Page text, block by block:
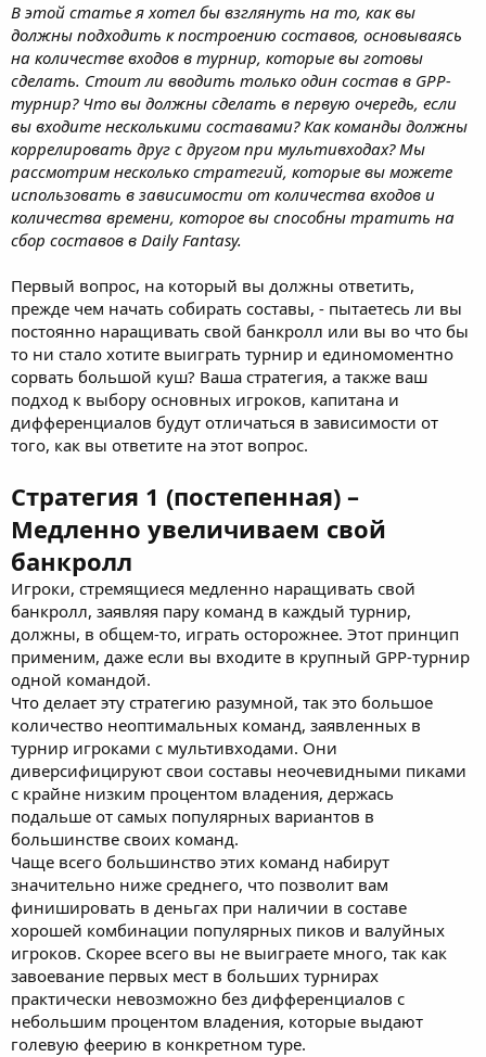
В этой статье я хотел бы взглянуть на то, как вы
должны подходить к построению составов, основываясь
на количестве входов в турнир, которые вы готовы
сделать. Стоит ли вводить только один состав в GPP-
турнир? Что вы должны сделать в первую очередь, если
вы входите несколькими составами? Как команды должны
коррелировать друг с другом при мультивходах? Мы
рассмотрим несколько стратегий, которые вы можете
использовать в зависимости от количества входов и
количества времени, которое вы способны тратить на
сбор составов в Daily Fantasy.
Первый вопрос, на который вы должны ответить,
прежде чем начать собирать составы, - пытаетесь ли вы
постоянно наращивать свой банкролл или вы во что бы
то ни стало хотите выиграть турнир и единомоментно
сорвать большой куш? Ваша стратегия, а также ваш
подход к выбору основных игроков, капитана и
дифференциалов будут отличаться в зависимости от
того, как вы ответите на этот вопрос.
Стратегия 1 (постепенная) –
Медленно увеличиваем свой
банкролл
Игроки, стремящиеся медленно наращивать свой
банкролл, заявляя пару команд в каждый турнир,
должны, в общем-то, играть осторожнее. Этот принцип
применим, даже если вы входите в крупный GPP-турнир
одной командой.
Что делает эту стратегию разумной, так это большое
количество неоптимальных команд, заявленных в
турнир игроками с мультивходами. Они
диверсифицируют свои составы неочевидными пиками
с крайне низким процентом владения, держась
подальше от самых популярных вариантов в
большинстве своих команд.
Чаще всего большинство этих команд набирут
значительно ниже среднего, что позволит вам
финишировать в деньгах при наличии в составе
хорошей комбинации популярных пиков и валуйных
игроков. Скорее всего вы не выиграете много, так как
завоевание первых мест в больших турнирах
практически невозможно без дифференциалов с
небольшим процентом владения, которые выдают
голевую феерию в конкретном туре.